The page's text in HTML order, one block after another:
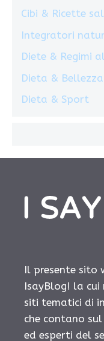
Cibi & Ricette
Integratori
Diete & Regimi
Dieta & Bellezza
Dieta & Sport
Il presente sito
IsayBlog! la
siti tematici di
che contano
ed esperti del